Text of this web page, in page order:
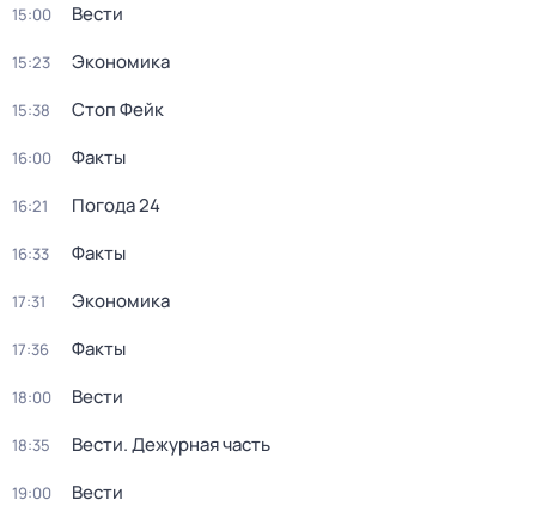
15:00 Вести
15:23 Экономика
15:38 Стоп Фейк
16:00 Факты
16:21 Погода 24
16:33 Факты
17:31 Экономика
17:36 Факты
18:00 Вести
18:35 Вести. Дежурная часть
19:00 Вести